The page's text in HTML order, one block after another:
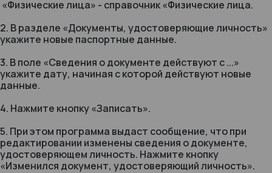
«Физические лица» - справочник «Физические лица.
2. В разделе «Документы, удостоверяющие личность»
укажите новые паспортные данные.
3. В поле «Сведения о документе действуют с ...»
укажите дату, начиная с которой действуют новые
данные.
4. Нажмите кнопку «Записать».
5. При этом программа выдаст сообщение, что при
редактировании изменены сведения о документе,
удостоверяющем личность. Нажмите кнопку
«Изменился документ, удостоверяющий личность».